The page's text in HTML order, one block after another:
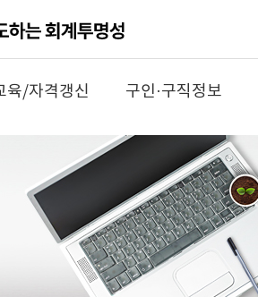
육/자격갱신 구인·구직정보